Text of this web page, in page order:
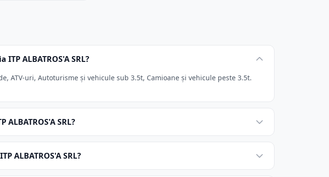
ALBATROS'A SRL?
ATV-uri, Autoturisme și vehicule sub 3.5t, Camioane și vehicule peste 3.5t.
ALBATROS'A SRL?
ALBATROS'A SRL?